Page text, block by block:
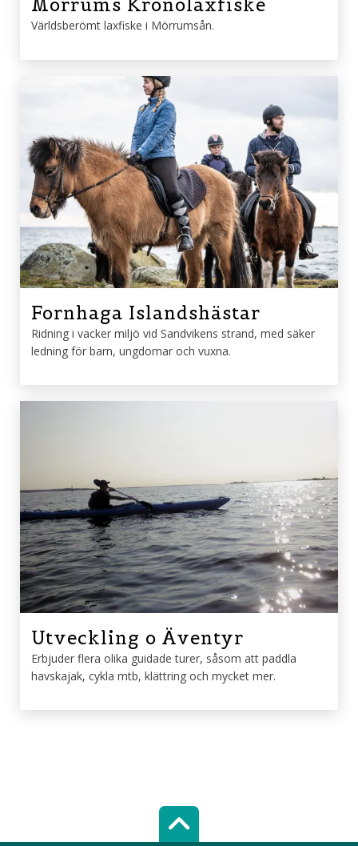
Mörrums Kronolaxfiske
Världsberömt laxfiske i Mörrumsån.
Fornhaga Islandshästar
Ridning i vacker miljö vid Sandvikens strand, med säker
ledning för barn, ungdomar och vuxna.
Utveckling o Äventyr
Erbjuder flera olika guidade turer, såsom att paddla
havskajak, cykla mtb, klättring och mycket mer.
Scroll top of